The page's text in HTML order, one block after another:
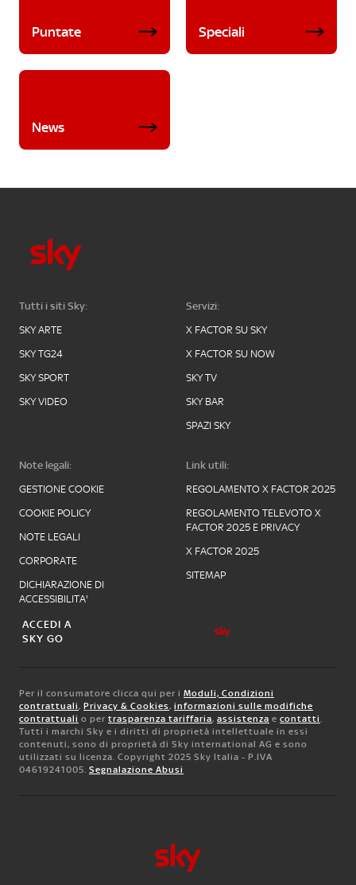
Puntate Speciali
News
Tutti i siti Sky:
SKY ARTE
SKY TG24
SKY SPORT
SKY VIDEO
Servizi:
X FACTOR SU SKY
X FACTOR SU NOW
SKY TV
SKY BAR
SPAZI SKY
Note legali:
GESTIONE COOKIE
COOKIE POLICY
NOTE LEGALI
CORPORATE
DICHIARAZIONE DI
ACCESSIBILITA'
Link utili:
REGOLAMENTO X FACTOR 2025
REGOLAMENTO TELEVOTO X
FACTOR 2025 E PRIVACY
X FACTOR 2025
SITEMAP
ACCEDI A
SKY GO
Per il consumatore clicca qui per i Moduli, Condizioni
contrattuali, Privacy & Cookies, informazioni sulle modifiche
contrattuali o per trasparenza tariffaria, assistenza e contatti.
Tutti i marchi Sky e i diritti di proprietà intellettuale in essi
contenuti, sono di proprietà di Sky international AG e sono
utilizzati su licenza. Copyright 2025 Sky Italia - P.IVA
04619241005. Segnalazione Abusi